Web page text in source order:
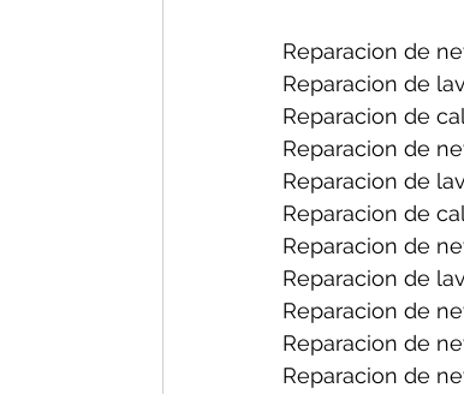
Reparacion de
Reparacion de
Reparacion de
Reparacion de
Reparacion de
Reparacion de
Reparacion de
Reparacion de
Reparacion de
Reparacion de
Reparacion de